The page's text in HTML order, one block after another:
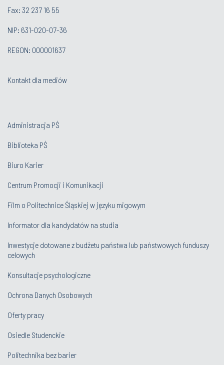
Fax: 32 237 16 55
NIP: 631-020-07-36
REGON: 000001637
Kontakt dla mediów
Administracja PŚ
Biblioteka PŚ
Biuro Karier
Centrum Promocji i Komunikacji
Film o Politechnice Śląskiej w języku migowym
Informator dla kandydatów na studia
Inwestycje dotowane z budżetu państwa lub państwowych funduszy
celowych
Konsultacje psychologiczne
Ochrona Danych Osobowych
Oferty pracy
Osiedle Studenckie
Politechnika bez barier